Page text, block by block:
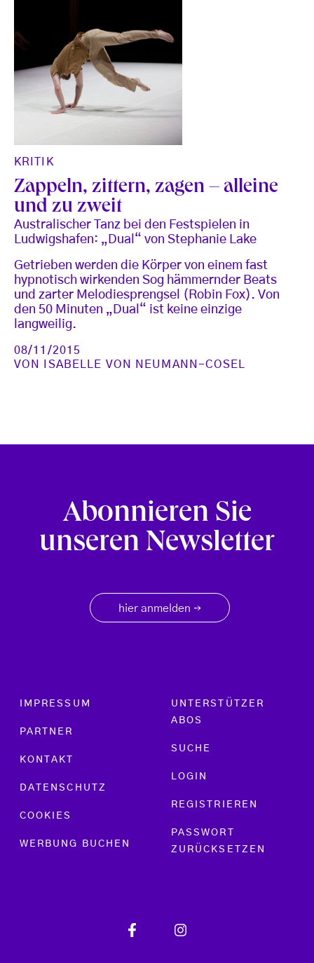
KRITIK
Zappeln, zittern, zagen – alleine
und zu zweit
Australischer Tanz bei den Festspielen in
Ludwigshafen: „Dual“ von Stephanie Lake
Getrieben werden die Körper von einem fast
hypnotisch wirkenden Sog hämmernder Beats
und zarter Melodiesprengsel (Robin Fox). Von
den 50 Minuten „Dual“ ist keine einzige
langweilig.
08/11/2015
VON
ISABELLE VON NEUMANN-COSEL
Abonnieren Sie
unseren Newsletter
hier anmelden →
Footer menu
IMPRESSUM
PARTNER
KONTAKT
DATENSCHUTZ
COOKIES
WERBUNG BUCHEN
UNTERSTÜTZER
ABOS
SUCHE
LOGIN
REGISTRIEREN
PASSWORT
ZURÜCKSETZEN